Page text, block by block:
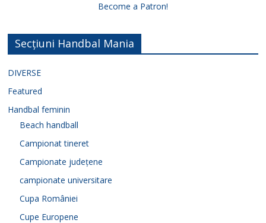
Become a Patron!
Secțiuni Handbal Mania
DIVERSE
Featured
Handbal feminin
Beach handball
Campionat tineret
Campionate județene
campionate universitare
Cupa României
Cupe Europene